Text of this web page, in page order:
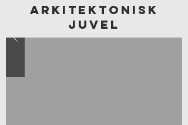
ARKITEKTONISK
JUVEL